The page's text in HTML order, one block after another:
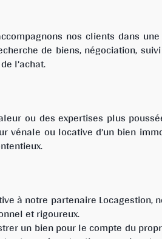
nos clients dans
de biens, négociation,
l’achat.
ou des expertises plus
vénale ou locative d’un bien
à notre partenaire Locagestion,
et rigoureux.
un bien pour le compte du